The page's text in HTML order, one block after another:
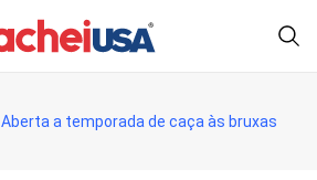
Aberta a temporada de caça às bruxas